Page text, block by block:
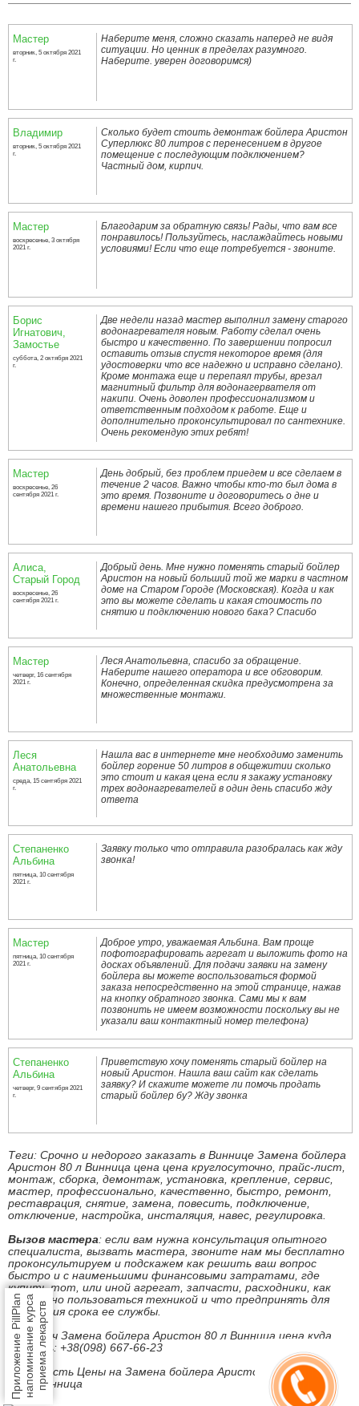
Приложение PillPlanнапоминание курсаприема лекарств
Мастер
вторник, 5 октября 2021
г.
Наберите меня, сложно сказать наперед не видя
ситуации. Но ценник в пределах разумного.
Наберите. уверен договоримся)
Владимир
вторник, 5 октября 2021
г.
Сколько будет стоить демонтаж бойлера Аристон
Суперлюкс 80 литров с перенесением в другое
помещение с последующим подключением?
Частный дом, кирпич.
Мастер
воскресенье, 3 октября
2021 г.
Благодарим за обратную связь! Рады, что вам все
понравилось! Пользуйтесь, наслаждайтесь новыми
условиями! Если что еще потребуется - звоните.
Борис
Игнатович,
Замостье
суббота, 2 октября 2021
г.
Две недели назад мастер выполнил замену старого
водонагревателя новым. Работу сделал очень
быстро и качественно. По завершении попросил
оставить отзыв спустя некоторое время (для
удостоверки что все надежно и исправно сделано).
Кроме монтажа еще и перепаял трубы, врезал
магнитный фильтр для водонагервателя от
накипи. Очень доволен профессионализмом и
ответственным подходом к работе. Еще и
дополнительно проконсультировал по сантехнике.
Очень рекомендую этих ребят!
Мастер
воскресенье, 26
сентября 2021 г.
День добрый, без проблем приедем и все сделаем в
течение 2 часов. Важно чтобы кто-то был дома в
это время. Позвоните и договоритесь о дне и
времени нашего прибытия. Всего доброго.
Алиса,
Старый Город
воскресенье, 26
сентября 2021 г.
Добрый день. Мне нужно поменять старый бойлер
Аристон на новый больший той же марки в частном
доме на Старом Городе (Московская). Когда и как
это вы можете сделать и какая стоимость по
снятию и подключению нового бака? Спасибо
Мастер
четверг, 16 сентября
2021 г.
Леся Анатольевна, спасибо за обращение.
Наберите нашего оператора и все обговорим.
Конечно, определенная скидка предусмотрена за
множественные монтажи.
Леся
Анатольевна
среда, 15 сентября 2021
г.
Нашла вас в интернете мне необходимо заменить
бойлер горение 50 литров в общежитии сколько
это стоит и какая цена если я закажу установку
трех водонагревателей в один день спасибо жду
ответа
Степаненко
Альбина
пятница, 10 сентября
2021 г.
Заявку только что отправила разобралась как жду
звонка!
Мастер
пятница, 10 сентября
2021 г.
Доброе утро, уважаемая Альбина. Вам проще
пофотографировать агрегат и выложить фото на
досках объявлений. Для подачи заявки на замену
бойлера вы можете воспользоваться формой
заказа непосредственно на этой странице, нажав
на кнопку обратного звонка. Сами мы к вам
позвонить не имеем возможности поскольку вы не
указали ваш контактный номер телефона)
Степаненко
Альбина
четверг, 9 сентября 2021
г.
Приветствую хочу поменять старый бойлер на
новый Аристон. Нашла ваш сайт как сделать
заявку? И скажите можете ли помочь продать
старый бойлер бу? Жду звонка
Теги: Срочно и недорого заказать в Виннице Замена бойлера
Аристон 80 л Винница цена цена круглосуточно, прайс-лист,
монтаж, сборка, демонтаж, установка, крепление, сервис,
мастер, профессионально, качественно, быстро, ремонт,
реставрация, снятие, замена, повесить, подключение,
отключение, настройка, инсталяция, навес, регулировка.
Вызов мастера: если вам нужна консультация опытного
специалиста, вызвать мастера, звоните нам мы бесплатно
проконсультируем и подскажем как решить ваш вопрос
быстро и с наименьшими финансовыми затратами, где
купить тот, или иной агрегат, запчасти, расходники, как
безопасно пользоваться техникой и что предпринять для
продления срока ее службы.
Под ключ Замена бойлера Аристон 80 л Винница цена куда
звонить: +38(098) 667-66-23
Стоимость Цены на Замена бойлера Аристон 80 л Винница
цена Винница